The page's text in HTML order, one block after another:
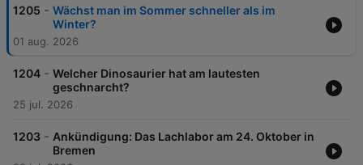
1205 - Wächst man im Sommer schneller als im
Winter?
01 aug. 2026
1204 - Welcher Dinosaurier hat am lautesten
geschnarcht?
25 jul. 2026
1203 - Ankündigung: Das Lachlabor am 24. Oktober in
Bremen